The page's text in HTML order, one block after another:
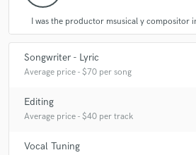
I was the productor msusical y compositor
Songwriter - Lyric
Average price - $70 per song
Editing
Average price - $40 per track
Vocal Tuning